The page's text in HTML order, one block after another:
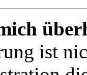
ist